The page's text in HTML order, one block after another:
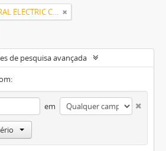
INTERNATIONAL GENERAL ELECTRIC COMPANY, INCORPORATED
de pesquisa avançada
em